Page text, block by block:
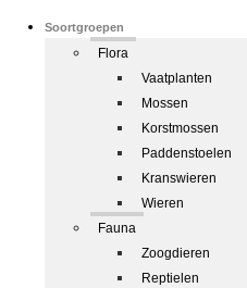
Soortgroepen
Flora
Vaatplanten
Mossen
Korstmossen
Paddenstoelen
Kranswieren
Wieren
Fauna
Zoogdieren
Reptielen